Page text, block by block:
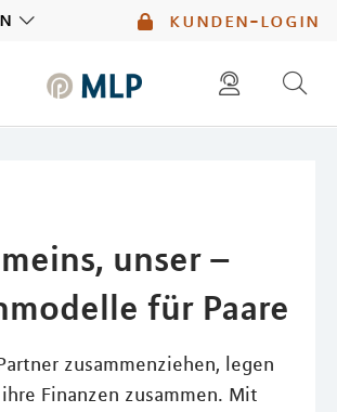
kunden-login
unser –
für Paare
zusammenziehen, legen
Finanzen zusammen. Mit